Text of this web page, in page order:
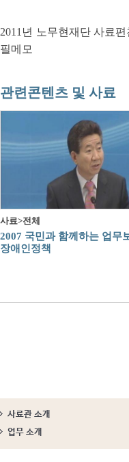
2011년 노무현재단 사료
필메모
관련콘텐츠 및 사료
사료>전체
2007 국민과 함께하는 업무
장애인정책
사료관 소개
업무 소개